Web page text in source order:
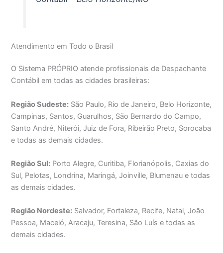
Atendimento em Todo o Brasil
O Sistema PRÓPRIO atende profissionais de Despachante
Contábil em todas as cidades brasileiras:
Região Sudeste: São Paulo, Rio de Janeiro, Belo Horizonte,
Campinas, Santos, Guarulhos, São Bernardo do Campo,
Santo André, Niterói, Juiz de Fora, Ribeirão Preto, Sorocaba
e todas as demais cidades.
Região Sul: Porto Alegre, Curitiba, Florianópolis, Caxias do
Sul, Pelotas, Londrina, Maringá, Joinville, Blumenau e todas
as demais cidades.
Região Nordeste: Salvador, Fortaleza, Recife, Natal, João
Pessoa, Maceió, Aracaju, Teresina, São Luís e todas as
demais cidades.